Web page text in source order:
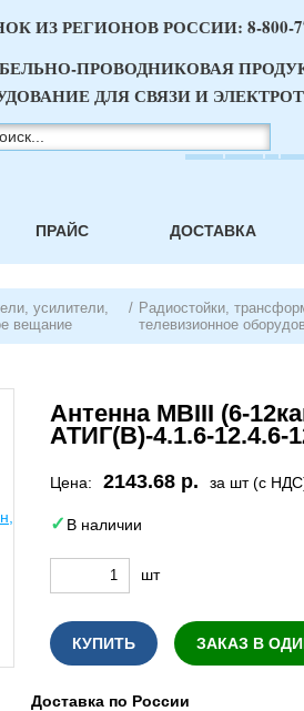
ИЗ РЕГИОНОВ РОССИИ: 8-800-
ПРОВОДНИКОВАЯ
ДЛЯ СВЯЗИ И
ПРАЙС ДОСТАВКА
усилители,
вещание
/ Радиостойки,
телевизионное
Антенна МВIII (6-
АТИГ(В)-4.1.6-12.4.6-
Цена: 2143.68 р. за шт (с
В наличии
шт
КУПИТЬ ЗАКАЗ В
Доставка по России